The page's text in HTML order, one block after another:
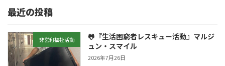
最近の投稿
非営利福祉活動
🐸『生活困窮者レスキュー活動』マルジ
ュン・スマイル
2026年7月26日